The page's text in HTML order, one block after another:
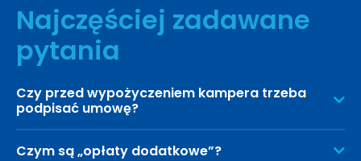
Najczęściej zadawane
pytania
Czy przed wypożyczeniem kampera trzeba
podpisać umowę?
Czym są „opłaty dodatkowe”?